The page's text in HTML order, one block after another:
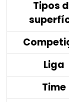
Tipos
Liga
Time